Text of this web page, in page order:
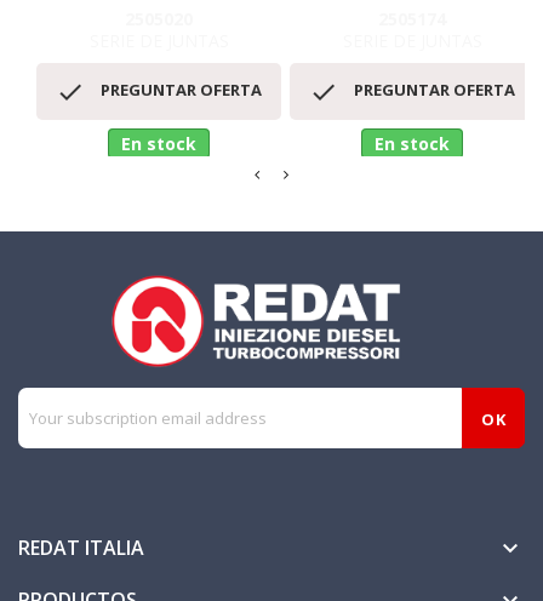
 PREGUNTAR OFERTA
En stock
 PREGUNTAR OFERTA
En stock
REDAT ITALIA 